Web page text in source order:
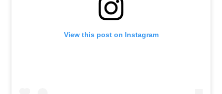
View this post on Instagram